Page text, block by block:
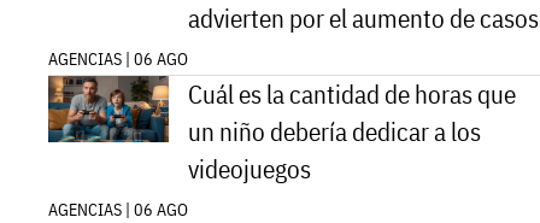
advierten por el aumento de casos
AGENCIAS | 06 AGO
Cuál es la cantidad de horas que
un niño debería dedicar a los
videojuegos
AGENCIAS | 06 AGO